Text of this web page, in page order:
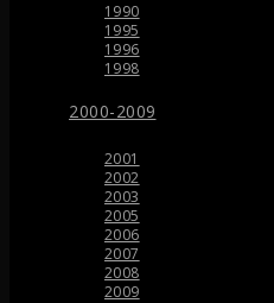
1990
1995
1996
1998
2000-2009
2001
2002
2003
2005
2006
2007
2008
2009